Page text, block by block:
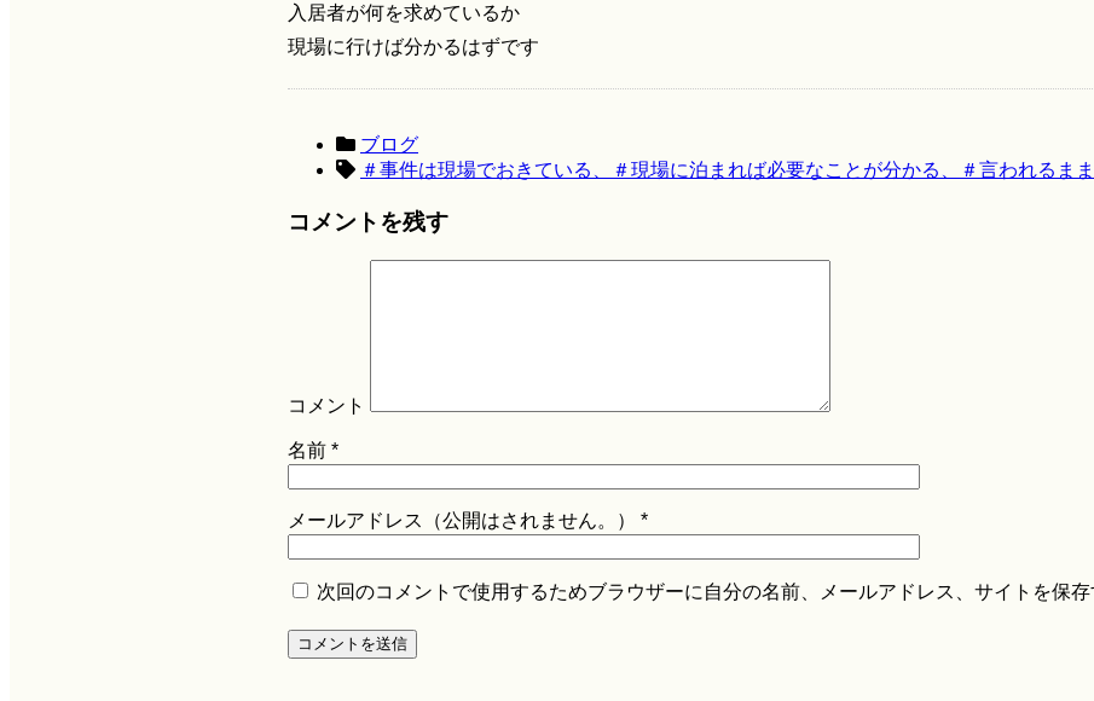
入居者が何を求めているか
現場に行けば分かるはずです
ブログ
＃事件は現場でおきている、＃現場に泊まれば必要なことが分かる、＃言われるま
コメントを残す
コメント
名前 *
メールアドレス（公開はされません。） *
次回のコメントで使用するためブラウザーに自分の名前、メールアドレス、サイトを保存